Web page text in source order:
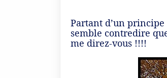
Partant d’un
semble contredire
me direz-vous !!!!